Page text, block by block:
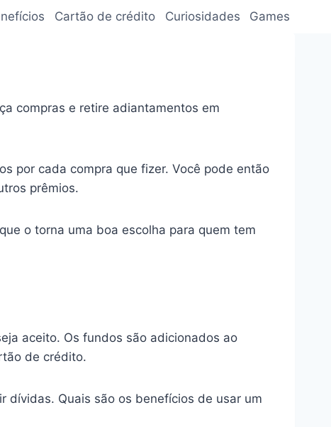
Cartão de crédito Curiosidades Games
compras e retire adiantamentos em
por cada compra que fizer. Você pode então
prêmios.
o torna uma boa escolha para quem tem
aceito. Os fundos são adicionados ao
de crédito.
dívidas. Quais são os benefícios de usar um